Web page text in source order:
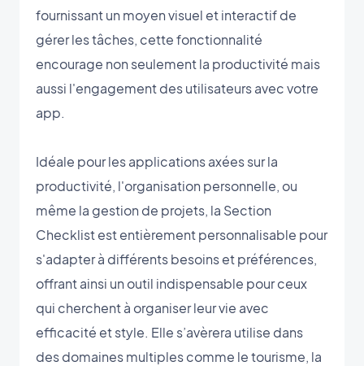
fournissant un moyen visuel et interactif de
gérer les tâches, cette fonctionnalité
encourage non seulement la productivité mais
aussi l'engagement des utilisateurs avec votre
app.
Idéale pour les applications axées sur la
productivité, l'organisation personnelle, ou
même la gestion de projets, la Section
Checklist est entièrement personnalisable pour
s'adapter à différents besoins et préférences,
offrant ainsi un outil indispensable pour ceux
qui cherchent à organiser leur vie avec
efficacité et style. Elle s’avèrera utilise dans
des domaines multiples comme le tourisme, la